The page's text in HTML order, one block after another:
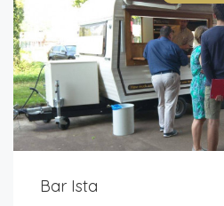
Bar Ista